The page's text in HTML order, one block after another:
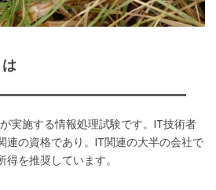
実施する情報処理試験です。IT技術者
連の資格であり。IT関連の大半の会社で
を推奨しています。